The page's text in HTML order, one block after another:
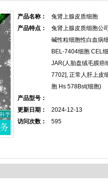
产品名称：
兔肾上腺皮质细胞
产品特点：
兔肾上腺皮质细胞公
碱性粒细胞性白血病
BEL-7404细胞 CEL
JAR(人胎盘绒毛膜癌
7702], 正常人肝上皮
胞 Hs 578Bst(细胞)
产品型号：
更新日期：
2024-12-13
访问次数：
595